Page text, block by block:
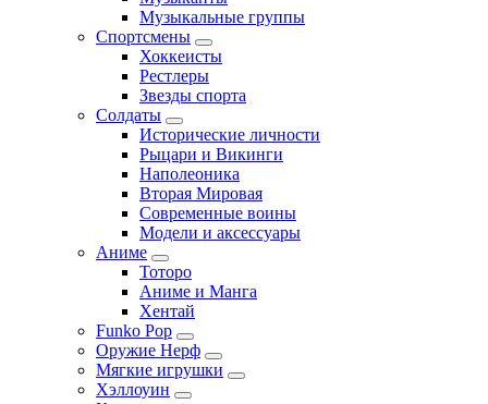
Музыкальные группы
Спортсмены
Хоккеисты
Рестлеры
Звезды спорта
Солдаты
Исторические личности
Рыцари и Викинги
Наполеоника
Вторая Мировая
Современные воины
Модели и аксессуары
Аниме
Тоторо
Аниме и Манга
Хентай
Funko Pop
Оружие Нерф
Мягкие игрушки
Хэллоуин